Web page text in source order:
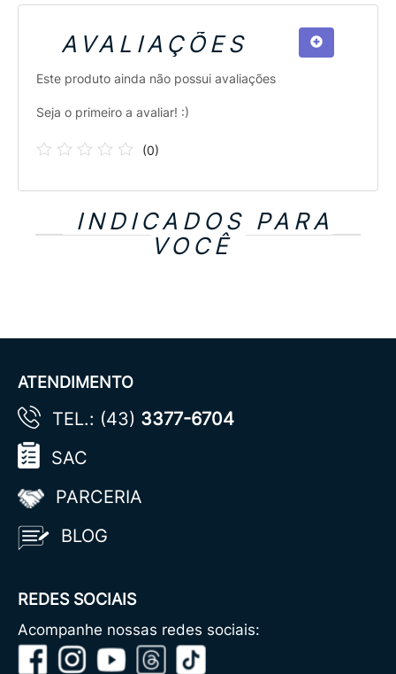
AVALIAÇÕES
Este produto ainda não possui avaliações
Seja o primeiro a avaliar! :)
(0)
INDICADOS PARA
VOCÊ
ATENDIMENTO
TEL.: (43) 3377-6704
SAC
PARCERIA
BLOG
REDES SOCIAIS
Acompanhe nossas redes sociais: